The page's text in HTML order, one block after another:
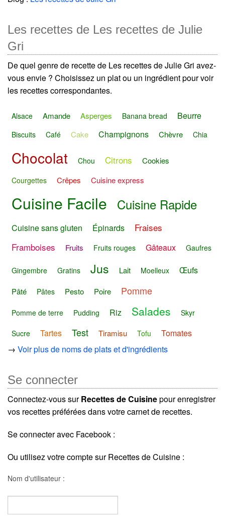
Les recettes de Les recettes de Julie
Gri
De quel genre de recette de Les recettes de Julie Gri avez-
vous envie ? Choisissez un plat ou un ingrédient pour voir
les recettes correspondantes.
Alsace Amande Asperges Banana bread Beurre
Biscuits Café Cake Champignons Chèvre Chia
Chocolat Chou Citrons Cookies
Courgettes Crêpes Cuisine express
Cuisine Facile Cuisine Rapide
Cuisine sans gluten Épinards
Fraises
Framboises
Fruits Fruits rouges Gâteaux Gaufres
Gingembre Gratins Jus Lait Moelleux Œufs
Pâté Pâtes Pesto Poire Pomme
Pomme de terre Pudding Riz Salades Skyr
Sucre Tartes Test Tiramisu Tofu
Tomates
→ Voir plus de noms de plats et d'ingrédients
Se connecter
Connectez-vous surRecettes de Cuisinepour enregistrer
vos recettes préférées dans votre carnet de recettes.
Se connecter avec Facebook :
Ou utilisez votre compte sur Recettes de Cuisine :
Nom d'utilisateur :